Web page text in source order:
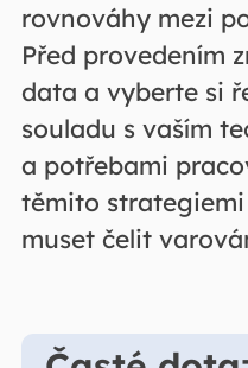
rovnováhy mezi
Před provedením
data a vyberte si
souladu s vaším
a potřebami
těmito
muset čelit